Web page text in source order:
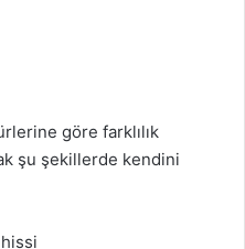
göre farklılık
şu şekillerde kendini